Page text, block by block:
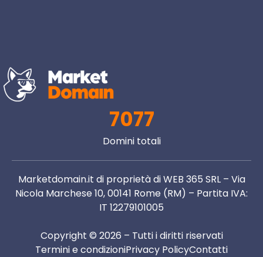
7077
Domini totali
Marketdomain.it di proprietà di WEB 365 SRL – Via
Nicola Marchese 10, 00141 Rome (RM) – Partita IVA:
IT 12279101005
Copyright © 2026 – Tutti i diritti riservati
Termini e condizioniPrivacy PolicyContatti